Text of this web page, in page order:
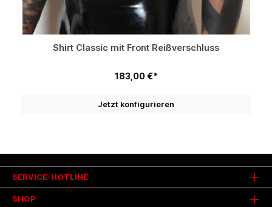
Shirt Classic mit Front Reißverschluss
183,00 €*
Jetzt konfigurieren
SHOP
SERVICE-HOTLINE